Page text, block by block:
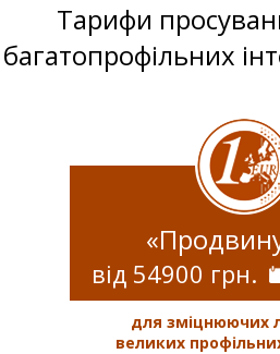
Тарифи
багатопрофільних
від 54900 грн.
для зміцнюючих
великих